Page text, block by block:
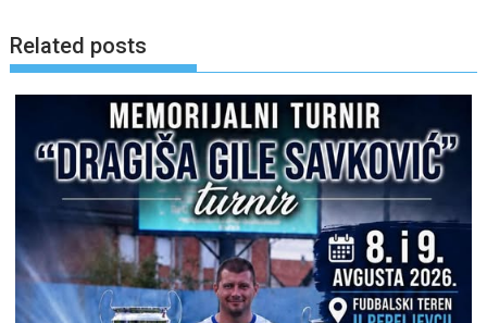
Related posts